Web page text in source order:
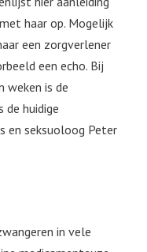
haar op. Mogelijk
een zorgverlener
een echo. Bij
weken is de
de huidige
en seksuoloog Peter
in vele